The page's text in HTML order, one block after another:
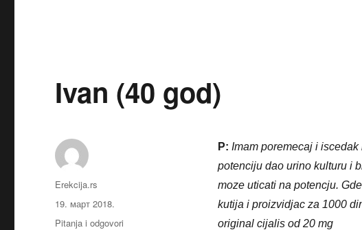
Ivan (40 god)
P: Imam poremecaj i
potenciju dao urino kulturu i
moze uticati na potencju.
kutija i proizvidjac za 1000
original cijalis od 20 mg
Аутор
Erekcija.rs
Објављено
19. март 2018.
Категорије
Pitanja i odgovori